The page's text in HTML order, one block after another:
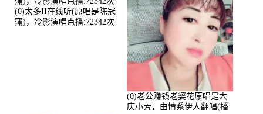
(0)太多II在线听(原唱是陈冠
蒲)，冷影演唱点播:72342次
(0)老公赚钱老婆花原唱是大
庆小芳，由情系伊人翻唱(播